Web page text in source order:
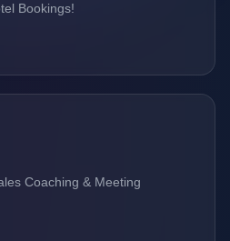
Bookings!
Coaching & Meeting